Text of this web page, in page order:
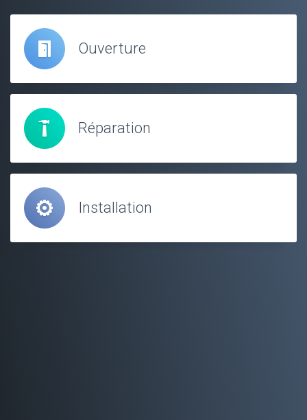
Ouverture
Réparation
Installation